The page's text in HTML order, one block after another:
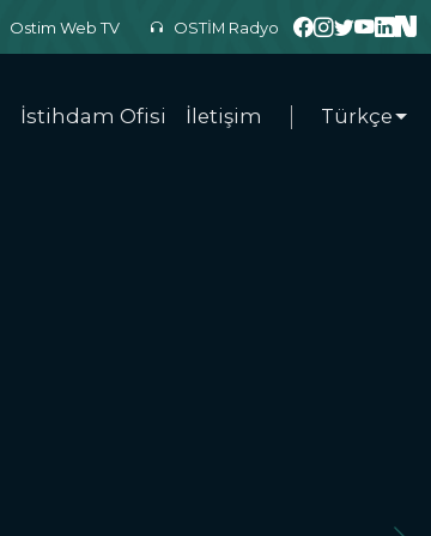
Ostim Web TV OSTİM Radyo
İstihdam Ofisi İletişim Türkçe